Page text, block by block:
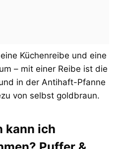
Küchenreibe und eine
– mit einer Reibe ist die
in der Antihaft-Pfanne
von selbst goldbraun.
kann ich